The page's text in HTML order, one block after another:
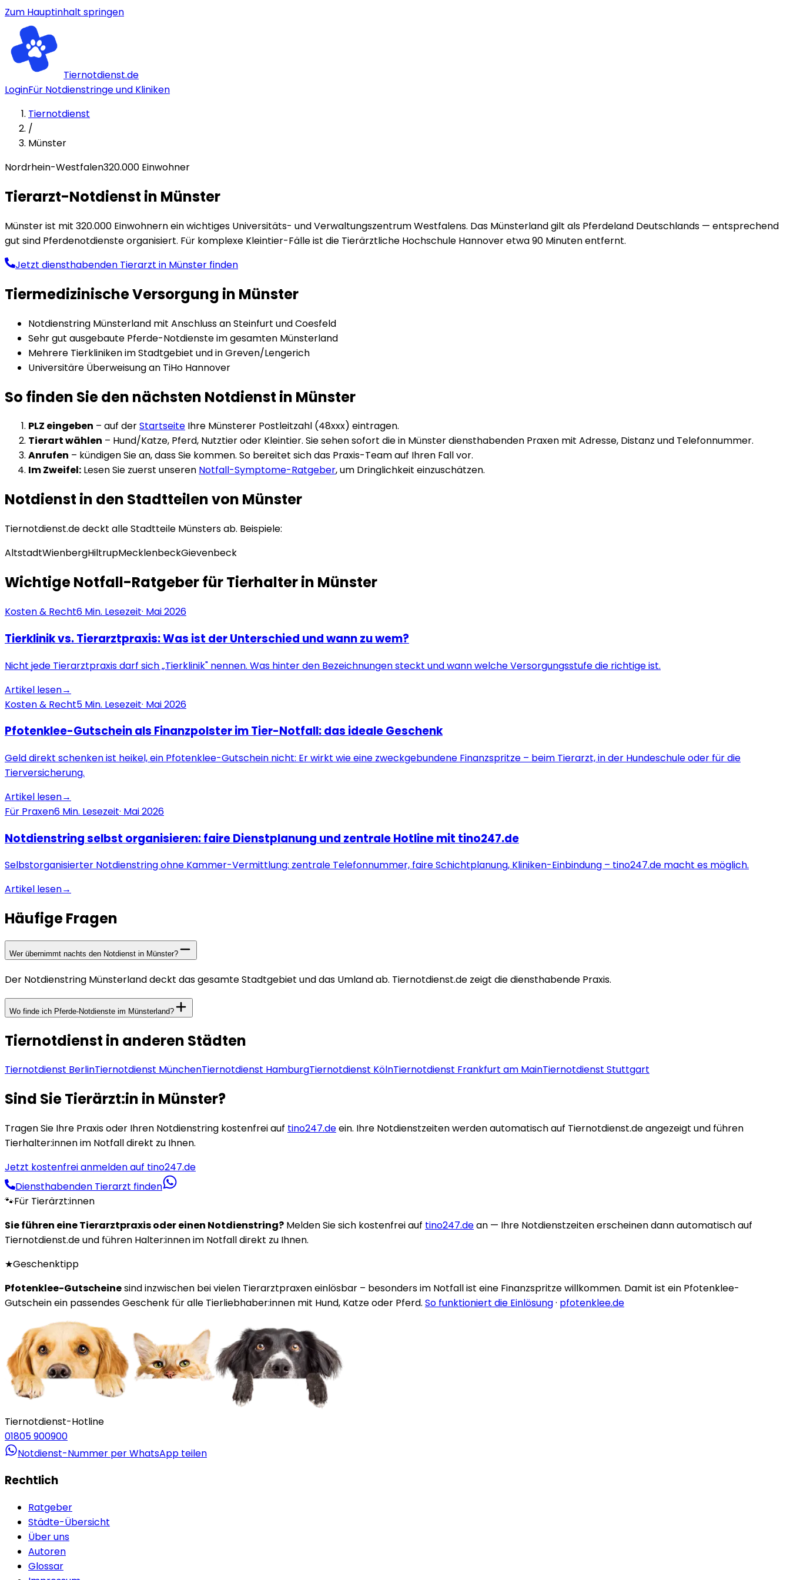
Zum Hauptinhalt springen
Tiernotdienst.de
LoginFür Notdienstringe und Kliniken
Tiernotdienst
/
Münster
Nordrhein-Westfalen320.000 Einwohner
Tierarzt-Notdienst in Münster
Münster ist mit 320.000 Einwohnern ein wichtiges Universitäts- und Verwaltungszentrum Westfalens. Das Münsterland gilt als Pferdeland Deutschlands — entsprechend
gut sind Pferdenotdienste organisiert. Für komplexe Klein­tier-Fälle ist die Tierärztliche Hochschule Hannover etwa 90 Minuten entfernt.
Jetzt diensthabenden Tierarzt in Münster finden
Tiermedizinische Versorgung in Münster
Notdienstring Münsterland mit Anschluss an Steinfurt und Coesfeld
Sehr gut ausgebaute Pferde-Notdienste im gesamten Münsterland
Mehrere Tierkliniken im Stadtgebiet und in Greven/Lengerich
Universitäre Überweisung an TiHo Hannover
So finden Sie den nächsten Notdienst in Münster
PLZ eingeben – auf derStartseite Ihre Münsterer Postleitzahl (48xxx) eintragen.
Tierart wählen – Hund/Katze, Pferd, Nutztier oder Kleintier. Sie sehen sofort die in Münsterdiensthabenden Praxen mit Adresse, Distanz und Telefonnummer.
Anrufen – kündigen Sie an, dass Sie kommen. So bereitet sich das Praxis-Team auf Ihren Fall vor.
Im Zweifel: Lesen Sie zuerst unseren Notfall-Symptome-Ratgeber, um Dringlichkeit einzuschätzen.
Notdienst in den Stadtteilen von Münster
Tiernotdienst.de deckt alle Stadtteile Münsters ab. Beispiele:
AltstadtWienbergHiltrupMecklenbeckGievenbeck
Wichtige Notfall-Ratgeber für Tierhalter in Münster
Kosten & Recht6 Min. Lesezeit· Mai 2026
Tierklinik vs. Tierarztpraxis: Was ist der Unterschied und wann zu wem?
Nicht jede Tierarztpraxis darf sich „Tierklinik" nennen. Was hinter den Bezeichnungen steckt und wann welche Versorgungsstufe die richtige ist.
Artikel lesen→
Kosten & Recht5 Min. Lesezeit· Mai 2026
Pfotenklee-Gutschein als Finanzpolster im Tier-Notfall: das ideale Geschenk
Geld direkt schenken ist heikel, ein Pfotenklee-Gutschein nicht: Er wirkt wie eine zweckgebundene Finanzspritze – beim Tierarzt, in der Hundeschule oder für die
Tierversicherung.
Artikel lesen→
Für Praxen6 Min. Lesezeit· Mai 2026
Notdienstring selbst organisieren: faire Dienstplanung und zentrale Hotline mit tino247.de
Selbstorganisierter Notdienstring ohne Kammer-Vermittlung: zentrale Telefonnummer, faire Schichtplanung, Kliniken-Einbindung – tino247.de macht es möglich.
Artikel lesen→
Häufige Fragen
Wer übernimmt nachts den Notdienst in Münster?
Der Notdienstring Münsterland deckt das gesamte Stadtgebiet und das Umland ab. Tiernotdienst.de zeigt die diensthabende Praxis.
Wo finde ich Pferde-Notdienste im Münsterland?
Tiernotdienst in anderen Städten
Tiernotdienst BerlinTiernotdienst MünchenTiernotdienst HamburgTiernotdienst KölnTiernotdienst Frankfurt am MainTiernotdienst Stuttgart
Sind Sie Tierärzt:in in Münster?
Tragen Sie Ihre Praxis oder Ihren Notdienstring kostenfrei auf tino247.deein. Ihre Notdienstzeiten werden automatisch auf Tiernotdienst.de angezeigt und führen
Tierhalter:innen im Notfall direkt zu Ihnen.
Jetzt kostenfrei anmelden auf tino247.de
Diensthabenden Tierarzt finden
🐾Für Tierärzt:innen
Sie führen eine Tierarztpraxis oder einen Notdienstring? Melden Sie sich kostenfrei auf tino247.dean — Ihre Notdienstzeiten erscheinen dann automatisch auf
Tiernotdienst.de und führen Halter:innen im Notfall direkt zu Ihnen.
★Geschenktipp
Pfotenklee-Gutscheinesind inzwischen bei vielen Tierarztpraxen einlösbar – besonders im Notfall ist eine Finanzspritze willkommen. Damit ist ein Pfotenklee-
Gutschein ein passendes Geschenk für alle Tierliebhaber:innen mit Hund, Katze oder Pferd. So funktioniert die Einlösung· pfotenklee.de
Tiernotdienst-Hotline
01805 900900
Notdienst-Nummer per WhatsApp teilen
Rechtlich
Ratgeber
Städte-Übersicht
Über uns
Autoren
Glossar